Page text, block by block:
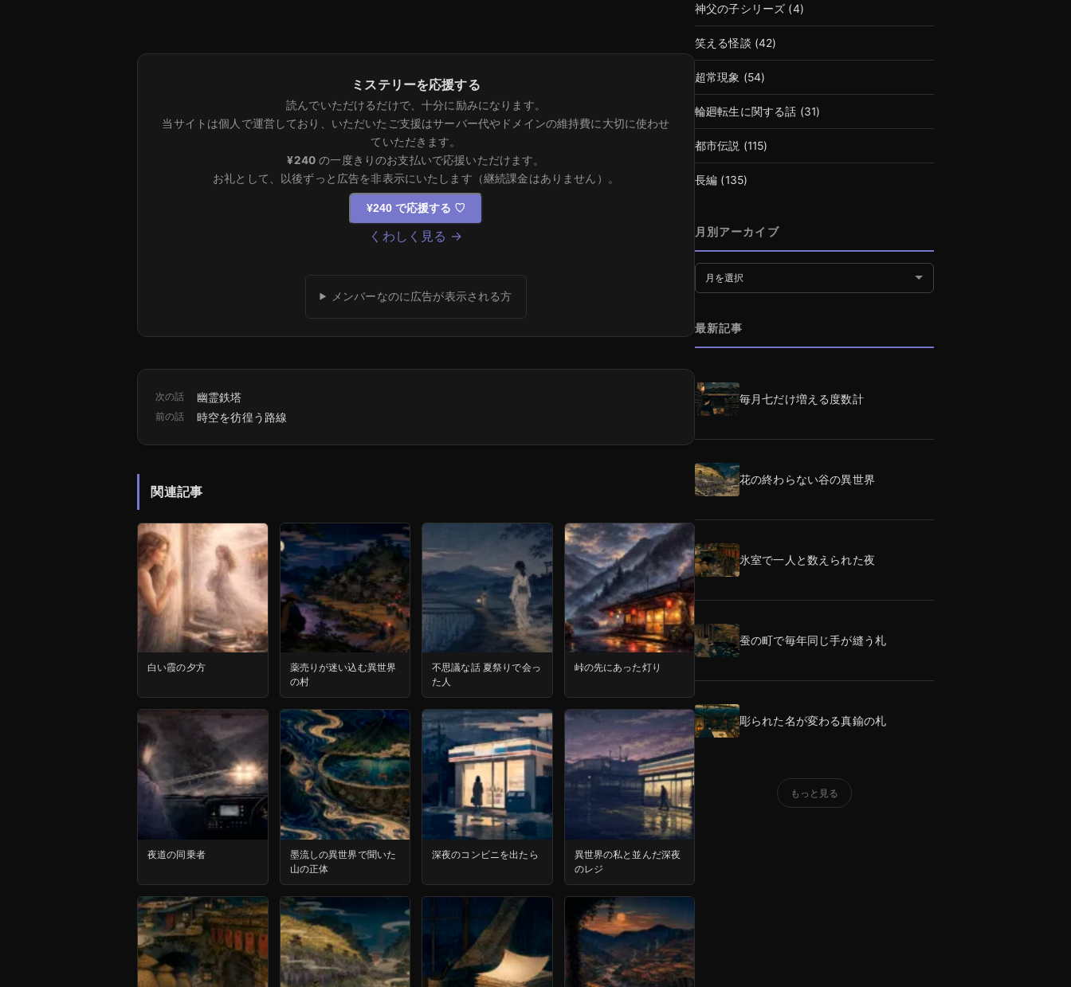
ミステリーを応援する
読んでいただけるだけで、十分に励みになります。
当サイトは個人で運営しており、いただいたご支援はサーバー代やドメインの維持費に大切に使わせ
ていただきます。
¥240 の一度きりのお支払いで応援いただけます。
お礼として、以後ずっと広告を非表示にいたします（継続課金はありません）。
¥240 で応援する ♡
くわしく見る →
メンバーなのに広告が表示される方
次の話 幽霊鉄塔
前の話 時空を彷徨う路線
関連記事
白い霞の夕方
薬売りが迷い込む異世界
の村
不思議な話 夏祭りで会っ
た人
峠の先にあった灯り
夜道の同乗者
墨流しの異世界で聞いた
山の正体
深夜のコンビニを出たら
異世界の私と並んだ深夜
のレジ
神父の子シリーズ (4)
笑える怪談 (42)
超常現象 (54)
輪廻転生に関する話 (31)
都市伝説 (115)
長編 (135)
月別アーカイブ
月別アーカイブ
最新記事
毎月七だけ増える度数計
花の終わらない谷の異世界
氷室で一人と数えられた夜
蚕の町で毎年同じ手が縫う札
彫られた名が変わる真鍮の札
もっと見る